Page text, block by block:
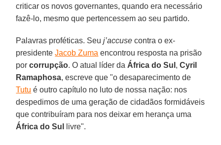
criticar os novos governantes, quando era necessário
fazê-lo, mesmo que pertencessem ao seu partido.
Palavras proféticas. Seuj’accuse contra o ex-
presidenteJacob Zuma encontrou resposta na prisão
porcorrupção. O atual líder da África do Sul ,Cyril
Ramaphosa, escreve que "o desaparecimento de
Tutu é outro capítulo no luto de nossa nação: nos
despedimos de uma geração de cidadãos formidáveis
que contribuíram para nos deixar em herança uma
África do Sul
livre".